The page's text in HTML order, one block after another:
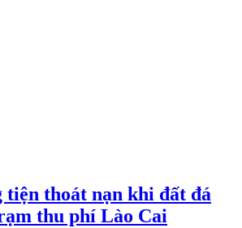
tiện thoát nạn khi đất đá
thu phí Lào Cai